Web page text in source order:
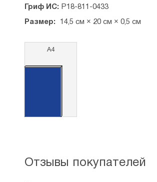
Гриф ИС: Р18-811-0433
Размер: 14,5 см × 20 см × 0,5 см
А4
Отзывы покупателей